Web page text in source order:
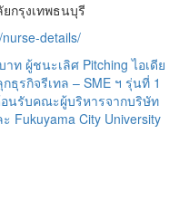
กรุงเทพธนบุรี
details/
ท ผู้ชนะเลิศ Pitching ไอเดีย
รกิจรีเทล – SME ฯ รุ่นที่ 1
นรับคณะผู้บริหารจากบริษัท
Fukuyama City University